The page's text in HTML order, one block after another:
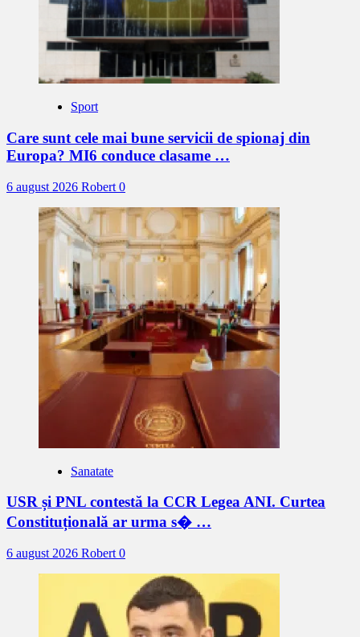
Sport
Care sunt cele mai bune servicii de spionaj din
Europa? MI6 conduce clasame …
6 august 2026 Robert 0
Sanatate
USR și PNL contestă la CCR Legea ANI. Curtea
Constituțională ar urma s� …
6 august 2026 Robert 0